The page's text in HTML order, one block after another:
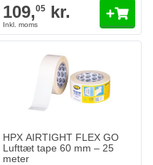
109,05 kr.
HPX AIRTIGHT FLEX GO
Lufttæt tape 60 mm – 25
meter